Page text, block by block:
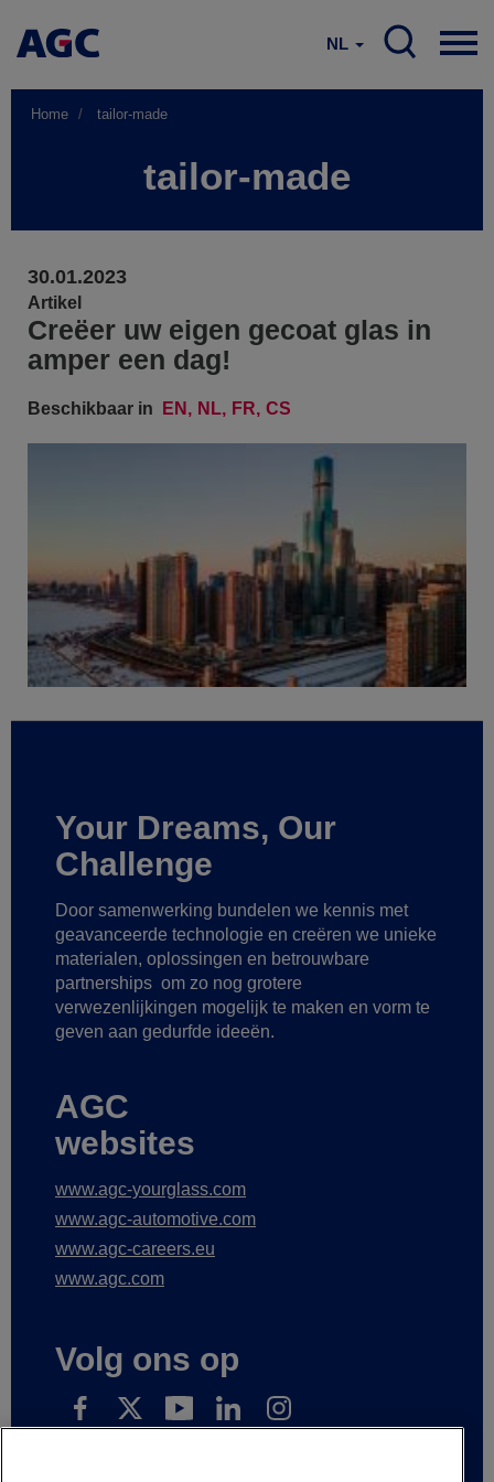
NL
Home tailor-made
tailor-made
30.01.2023
Artikel
Creëer uw eigen gecoat glas in
amper een dag!
Beschikbaar in EN NL FR CS
Your Dreams, Our
Challenge
Door samenwerking bundelen we kennis met
geavanceerde technologie en creëren we unieke
materialen, oplossingen en betrouwbare
partnerships om zo nog grotere
verwezenlijkingen mogelijk te maken en vorm te
geven aan gedurfde ideeën.
AGC
websites
www.agc-yourglass.com
www.agc-automotive.com
www.agc-careers.eu
www.agc.com
Volg ons op